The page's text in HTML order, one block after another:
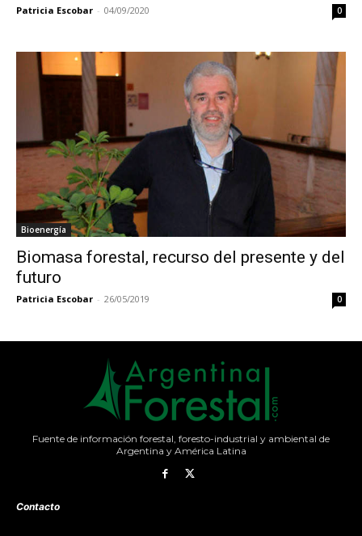
Patricia Escobar - 04/09/2020 0
Bioenergía
Biomasa forestal, recurso del presente y del
futuro
Patricia Escobar - 26/05/2019 0
Fuente de información forestal, foresto-industrial y ambiental de
Argentina y América Latina
Contacto